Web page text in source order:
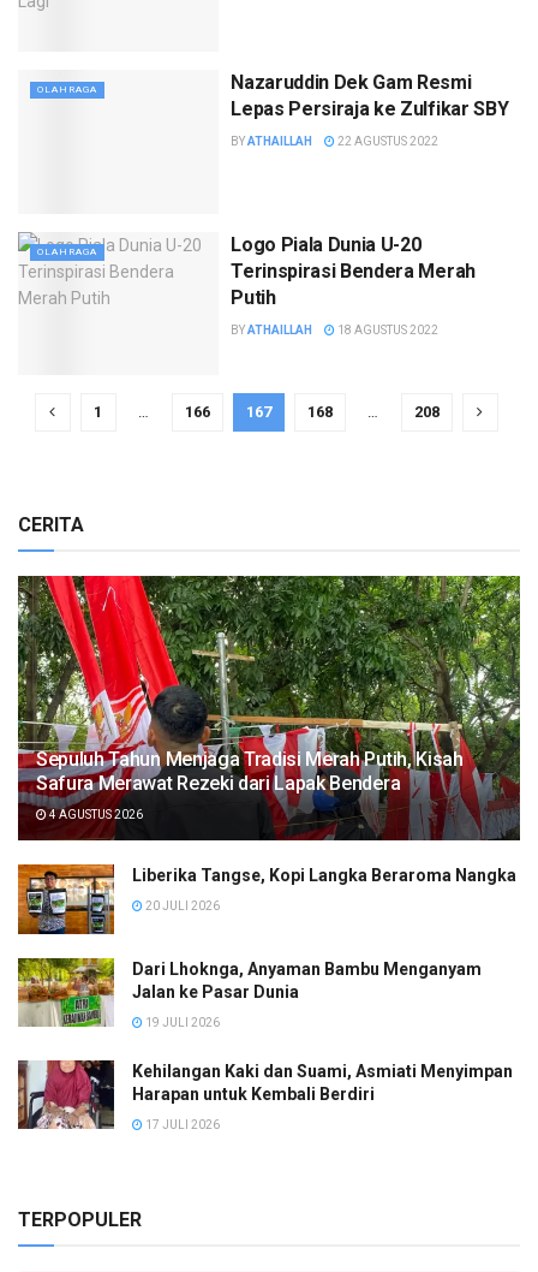
OLAHRAGA
Nazaruddin Dek Gam Resmi
Lepas Persiraja ke Zulfikar SBY
BYATHAILLAH 22 AGUSTUS 2022
OLAHRAGA
Logo Piala Dunia U-20
Terinspirasi Bendera Merah
Putih
BYATHAILLAH 18 AGUSTUS 2022
1 … 166 167 168 … 208
CERITA
Sepuluh Tahun Menjaga Tradisi Merah Putih, Kisah
Safura Merawat Rezeki dari Lapak Bendera
4 AGUSTUS 2026
Liberika Tangse, Kopi Langka Beraroma Nangka
20 JULI 2026
Dari Lhoknga, Anyaman Bambu Menganyam
Jalan ke Pasar Dunia
19 JULI 2026
Kehilangan Kaki dan Suami, Asmiati Menyimpan
Harapan untuk Kembali Berdiri
17 JULI 2026
TERPOPULER